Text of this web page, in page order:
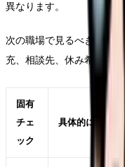
異なります。
次の職場で見るべきなの
充、相談先、休み希望、有
固有
チェ
ック
具体的に見るこ